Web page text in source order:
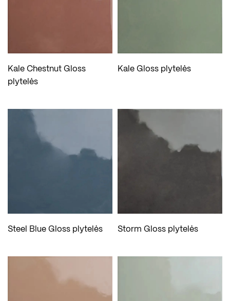
Kale Chestnut Gloss
plytelės
Kale Gloss plytelės
Steel Blue Gloss plytelės Storm Gloss plytelės